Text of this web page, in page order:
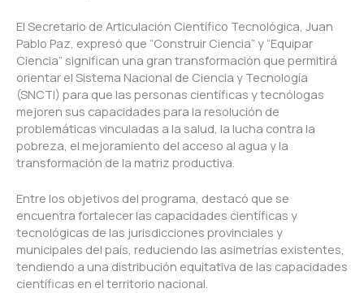
El Secretario de Articulación Científico Tecnológica, Juan
Pablo Paz, expresó que “Construir Ciencia” y “Equipar
Ciencia” significan una gran transformación que permitirá
orientar el Sistema Nacional de Ciencia y Tecnología
(SNCTI) para que las personas científicas y tecnólogas
mejoren sus capacidades para la resolución de
problemáticas vinculadas a la salud, la lucha contra la
pobreza, el mejoramiento del acceso al agua y la
transformación de la matriz productiva.
Entre los objetivos del programa, destacó que se
encuentra fortalecer las capacidades científicas y
tecnológicas de las jurisdicciones provinciales y
municipales del país, reduciendo las asimetrías existentes,
tendiendo a una distribución equitativa de las capacidades
científicas en el territorio nacional.